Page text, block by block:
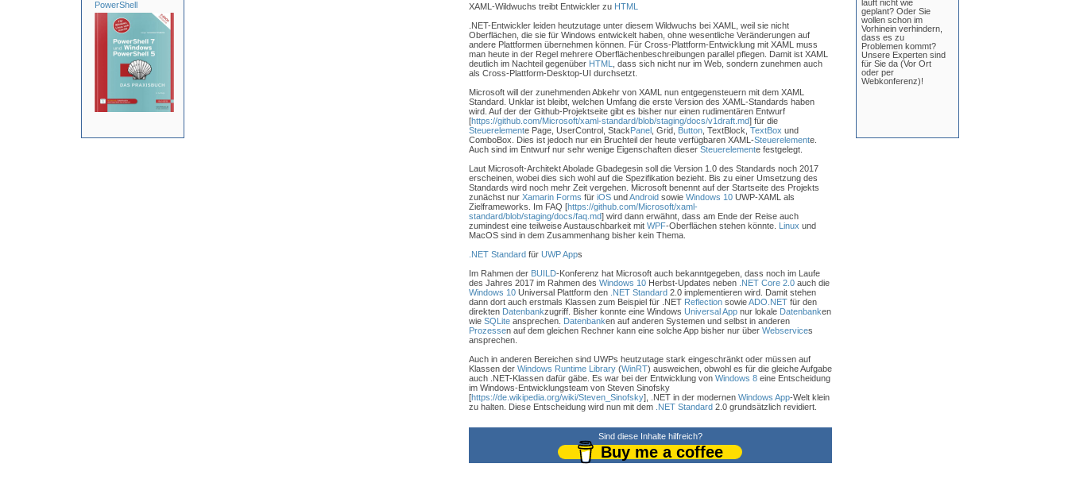
PowerShell
XAML-Wildwuchs treibt Entwickler zu HTML
.NET-Entwickler leiden heutzutage unter diesem Wildwuchs bei XAML, weil sie nicht
Oberflächen, die sie für Windows entwickelt haben, ohne wesentliche Veränderungen auf
andere Plattformen übernehmen können. Für Cross-Plattform-Entwicklung mit XAML muss
man heute in der Regel mehrere Oberflächenbeschreibungen parallel pflegen. Damit ist XAML
deutlich im Nachteil gegenüber HTML
, dass sich nicht nur im Web, sondern zunehmen auch
als Cross-Plattform-Desktop-UI durchsetzt.
Microsoft will der zunehmenden Abkehr von XAML nun entgegensteuern mit dem XAML
Standard. Unklar ist bleibt, welchen Umfang die erste Version des XAML-Standards haben
wird. Auf der der Github-Projektseite gibt es bisher nur einen rudimentären Entwurf
[https://github.com/Microsoft/xaml-standard/blob/staging/docs/v1draft.md] für die
Steuerelemente Page, UserControl, StackPanel, Grid, Button, TextBlock, TextBox und
ComboBox. Dies ist jedoch nur ein Bruchteil der heute verfügbaren XAML-Steuerelemente.
Auch sind im Entwurf nur sehr wenige Eigenschaften dieser Steuerelemente festgelegt.
Laut Microsoft-Architekt Abolade Gbadegesin soll die Version 1.0 des Standards noch 2017
erscheinen, wobei dies sich wohl auf die Spezifikation bezieht. Bis zu einer Umsetzung des
Standards wird noch mehr Zeit vergehen. Microsoft benennt auf der Startseite des Projekts
zunächst nur Xamarin Forms für iOSundAndroidsowie Windows 10UWP-XAML als
Zielframeworks. Im FAQ [https://github.com/Microsoft/xaml-
standard/blob/staging/docs/faq.md] wird dann erwähnt, dass am Ende der Reise auch
zumindest eine teilweise Austauschbarkeit mit WPF-Oberflächen stehen könnte. Linux und
MacOS sind in dem Zusammenhang bisher kein Thema.
.NET Standardfür UWP Apps
Im Rahmen der BUILD-Konferenz hat Microsoft auch bekanntgegeben, dass noch im Laufe
des Jahres 2017 im Rahmen des Windows 10Herbst-Updates neben .NET Core 2.0auch die
Windows 10Universal Plattform den .NET Standard2.0 implementieren wird. Damit stehen
dann dort auch erstmals Klassen zum Beispiel für .NET ReflectionsowieADO.NETfür den
direkten Datenbankzugriff. Bisher konnte eine Windows Universal Appnur lokale Datenbanken
wie SQLiteansprechen. Datenbanken auf anderen Systemen und selbst in anderen
Prozessen auf dem gleichen Rechner kann eine solche App bisher nur über Webservices
ansprechen.
Auch in anderen Bereichen sind UWPs heutzutage stark eingeschränkt oder müssen auf
Klassen der Windows Runtime Library(WinRT) ausweichen, obwohl es für die gleiche Aufgabe
auch .NET-Klassen dafür gäbe. Es war bei der Entwicklung von Windows 8eine Entscheidung
im Windows-Entwicklungsteam von Steven Sinofsky
[https://de.wikipedia.org/wiki/Steven_Sinofsky], .NET in der modernen Windows App-Welt klein
zu halten. Diese Entscheidung wird nun mit dem .NET Standard2.0 grundsätzlich revidiert.
Sind diese Inhalte hilfreich?
Buy me a coffee
läuft nicht wie
geplant? Oder Sie
wollen schon im
Vorhinein verhindern,
dass es zu
Problemen kommt?
Unsere Experten sind
für Sie da (Vor Ort
oder per
Webkonferenz)!